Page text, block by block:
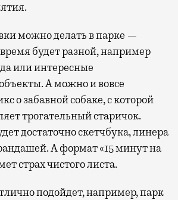
можно делать в парке —
будет разной, например
или интересные
А можно и вовсе
о забавной собаке, с которой
трогательный старичок.
достаточно скетчбука, линера
А формат «15 минут на
страх чистого листа.
подойдет, например, парк